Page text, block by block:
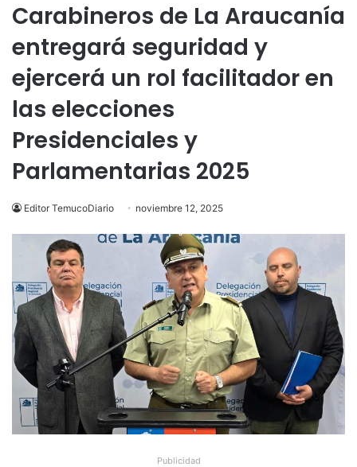
Carabineros de La Araucanía
entregará seguridad y
ejercerá un rol facilitador en
las elecciones
Presidenciales y
Parlamentarias 2025
Editor TemucoDiario noviembre 12, 2025
Publicidad